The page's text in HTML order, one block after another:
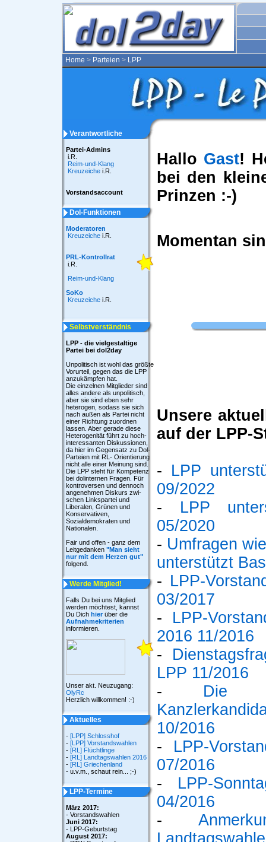
Home > Parteien > LPP
Verantwortliche
Partei-Admins
i.R.
Reim-und-Klang
Kreuzeiche i.R.
Vorstandsaccount
Dol-Funktionen
Moderatoren
Kreuzeiche i.R.
PRL-Kontrollrat
i.R.
Reim-und-Klang
SoKo
Kreuzeiche i.R.
Selbstverständnis
LPP - die vielgestaltige
Partei bei dol2day
Unpolitisch ist wohl das größte
Vorurteil, gegen das die LPP
anzukämpfen hat.
Die einzelnen Mitglieder sind
alles andere als unpolitisch,
aber sie sind eben sehr
heterogen, sodass sie sich
nach außen als Partei nicht
einer Richtung zuordnen
lassen. Aber gerade diese
Heterogenität führt zu hoch-
interessanten Diskussionen,
da hier im Gegensatz zu Dol-
Parteien mit RL- Orientierung
nicht alle einer Meinung sind.
Die LPP steht für Kompetenz
bei dolinternen Fragen. Für
kontroversen und dennoch
angenehmen Diskurs zwi-
schen Linkspartei und
Liberalen, Grünen und
Konservativen,
Sozialdemokraten und
Nationalen.
Fair und offen - ganz dem
Leitgedanken "Man sieht
nur mit dem Herzen gut"
folgend.
Werde Mitglied!
Falls Du bei uns Mitglied
werden möchtest, kannst
Du Dich hier über die
Aufnahmekriterien
informieren.
Unser akt. Neuzugang:
OlyRc
Herzlich willkommen! :-)
Aktuelles
- [LPP] Schlosshof
- [LPP] Vorstandswahlen
- [RL] Flüchtlinge
- [RL] Landtagswahlen 2016
- [RL] Griechenland
- u.v.m., schaut rein... ;-)
LPP-Termine
März 2017:
- Vorstandswahlen
Juni 2017:
- LPP-Geburtstag
August 2017:
Hallo Gast!
bei den
Prinzen :-)
Momentan
Unsere
auf der LPP-
- LPP
09/2022
- LPP
05/2020
- Umfragen
unterstützt
- LPP-
03/2017
- LPP-
2016 11/2016
-
LPP 11/2016
- Die
10/2016
- LPP-
07/2016
- LPP-
04/2016
-